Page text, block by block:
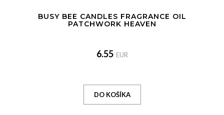
BUSY BEE CANDLES FRAGRANCE OIL
PATCHWORK HEAVEN
6.55 EUR